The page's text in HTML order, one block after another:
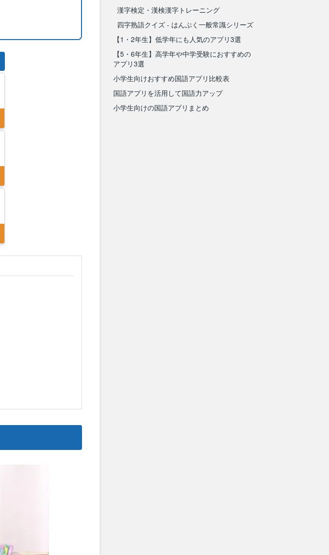
漢字検定・漢検漢字トレーニング
四字熟語クイズ - はんぷく一般常識シリーズ
【1・2年生】低学年にも人気のアプリ3選
【5・6年生】高学年や中学受験におすすめの
アプリ3選
小学生向けおすすめ国語アプリ比較表
国語アプリを活用して国語力アップ
小学生向けの国語アプリまとめ